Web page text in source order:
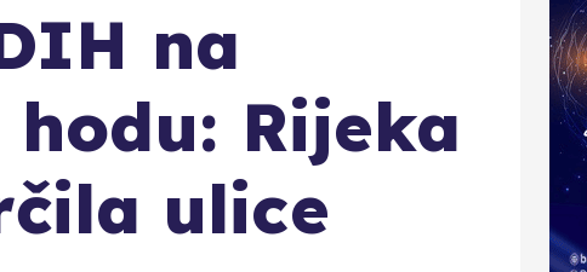
na
Rijeka
ulice